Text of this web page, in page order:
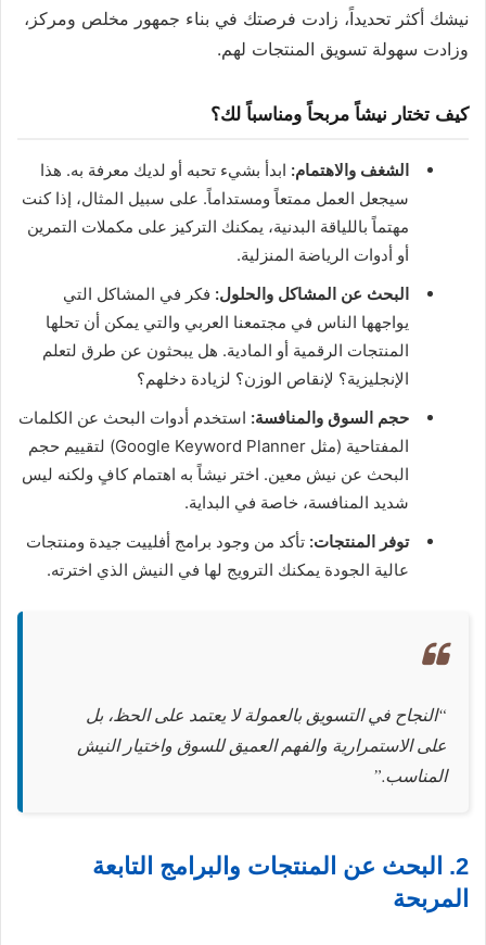
نيشك أكثر تحديداً، زادت فرصتك في بناء جمهور مخلص ومركز،
وزادت سهولة تسويق المنتجات لهم.
كيف تختار نيشاً مربحاً ومناسباً لك؟
الشغف والاهتمام: ابدأ بشيء تحبه أو لديك معرفة به. هذا
سيجعل العمل ممتعاً ومستداماً. على سبيل المثال، إذا كنت
مهتماً باللياقة البدنية، يمكنك التركيز على مكملات التمرين
أو أدوات الرياضة المنزلية.
البحث عن المشاكل والحلول: فكر في المشاكل التي
يواجهها الناس في مجتمعنا العربي والتي يمكن أن تحلها
المنتجات الرقمية أو المادية. هل يبحثون عن طرق لتعلم
الإنجليزية؟ لإنقاص الوزن؟ لزيادة دخلهم؟
حجم السوق والمنافسة: استخدم أدوات البحث عن الكلمات
المفتاحية (مثل Google Keyword Planner) لتقييم حجم
البحث عن نيش معين. اختر نيشاً به اهتمام كافٍ ولكنه ليس
شديد المنافسة، خاصة في البداية.
توفر المنتجات: تأكد من وجود برامج أفلييت جيدة ومنتجات
عالية الجودة يمكنك الترويج لها في النيش الذي اخترته.
“النجاح في التسويق بالعمولة لا يعتمد على الحظ، بل
على الاستمرارية والفهم العميق للسوق واختيار النيش
المناسب.”
2. البحث عن المنتجات والبرامج التابعة
المربحة